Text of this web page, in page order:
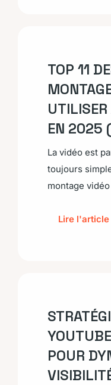
TOP 11
EN 2025
La vidéo est
toujours
montage
Lire l'article
POUR